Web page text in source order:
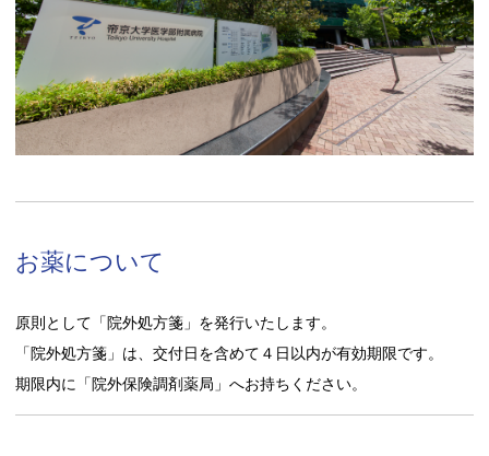
お薬について
原則として「院外処方箋」を発行いたします。
「院外処方箋」は、交付日を含めて４日以内が有効期限です。
期限内に「院外保険調剤薬局」へお持ちください。